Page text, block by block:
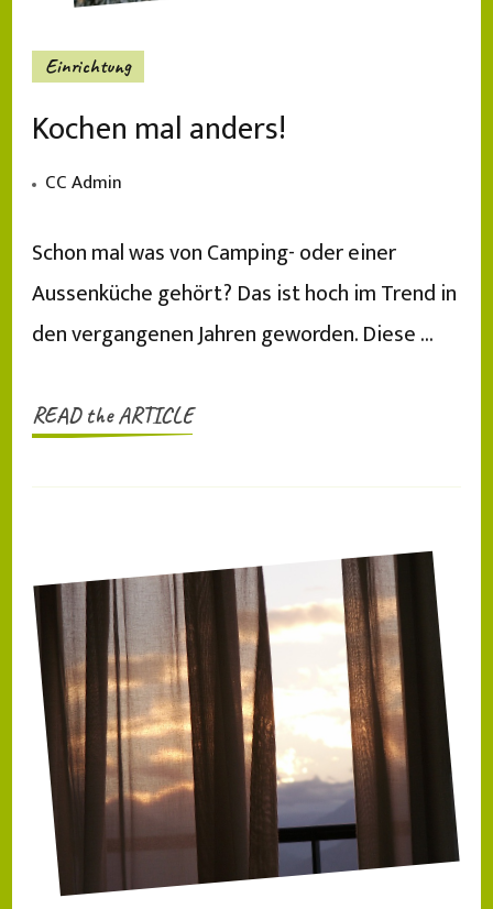
Einrichtung
Kochen mal anders!
CC Admin
Schon mal was von Camping- oder einer
Aussenküche gehört? Das ist hoch im Trend in
den vergangenen Jahren geworden. Diese …
READ the ARTICLE